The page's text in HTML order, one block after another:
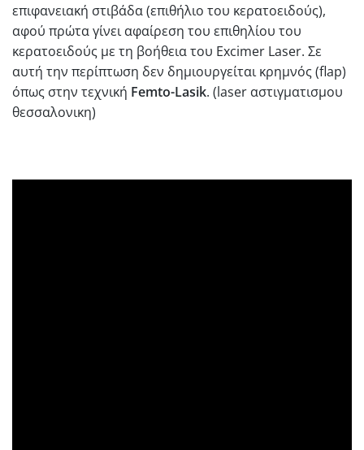
επιφανειακή στιβάδα (επιθήλιο του κερατοειδούς),
αφού πρώτα γίνει αφαίρεση του επιθηλίου του
κερατοειδούς με τη βοήθεια του Excimer Laser. Σε
αυτή την περίπτωση δεν δημιουργείται κρημνός (flap)
όπως στην τεχνική Femto-Lasik. (laser αστιγματισμου
θεσσαλονικη)